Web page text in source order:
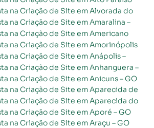
na Criação de Site em Anicuns – GO
na Criação de Site em Aporé – GO
na Criação de Site em Araçu – GO